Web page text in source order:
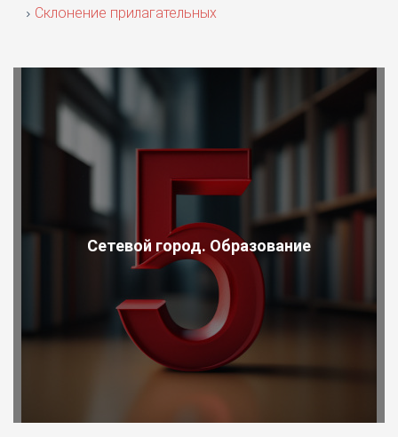
Склонение прилагательных
Сетевой город. Образование